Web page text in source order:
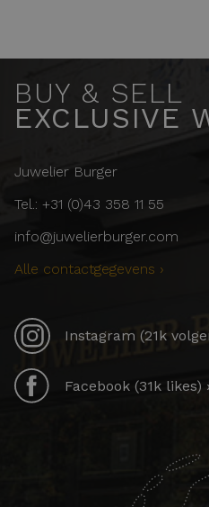
BUY & SELL
EXCLUSIVE
Juwelier Burger
Tel.: +31 (0)43 358 11 55
info@juwelierburger.com
Alle contactgegevens ›
Instagram (21k
Facebook (31k likes) ›